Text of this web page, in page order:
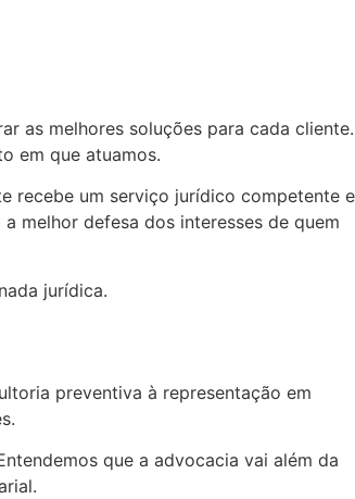
as melhores soluções para cada cliente.
em que atuamos.
recebe um serviço jurídico competente e
melhor defesa dos interesses de quem
jurídica.
preventiva à representação em
que a advocacia vai além da